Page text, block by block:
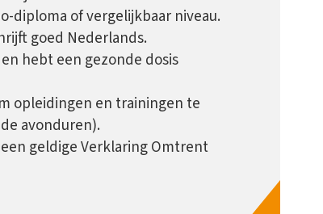
diploma of vergelijkbaar niveau.
goed Nederlands.
hebt een gezonde dosis
opleidingen en trainingen te
avonduren).
geldige Verklaring Omtrent